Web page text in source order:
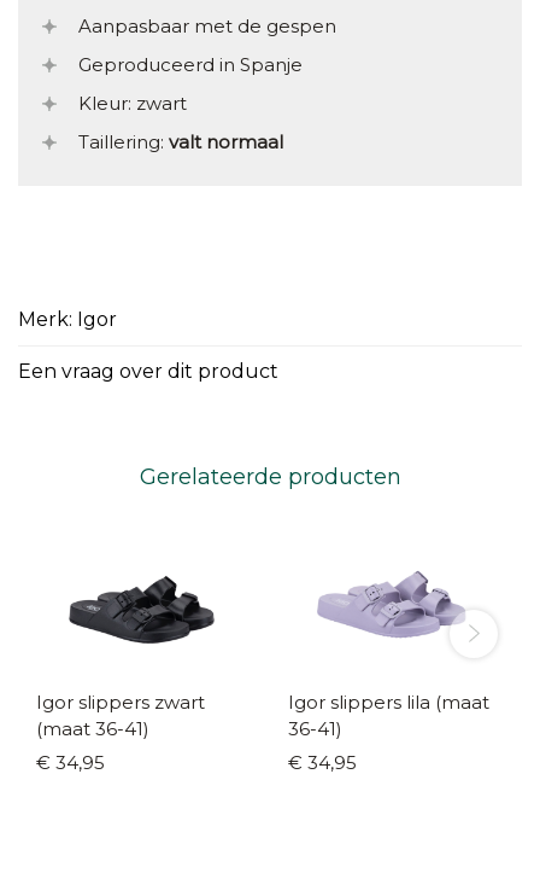
Aanpasbaar met de gespen
Geproduceerd in Spanje
Kleur: zwart
Taillering: valt normaal
Merk: Igor
Een vraag over dit product
Gerelateerde producten
Igor slippers zwart
(maat 36-41)
€ 34,95
Igor slippers lila (maat
36-41)
€ 34,95